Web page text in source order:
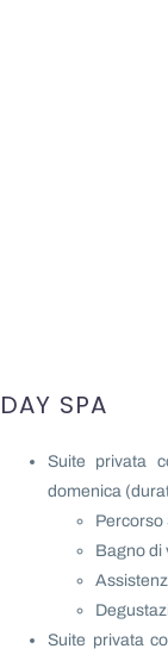
DAY SPA
Suite privata
domenica
Percorso
Bagno di
Suite privata